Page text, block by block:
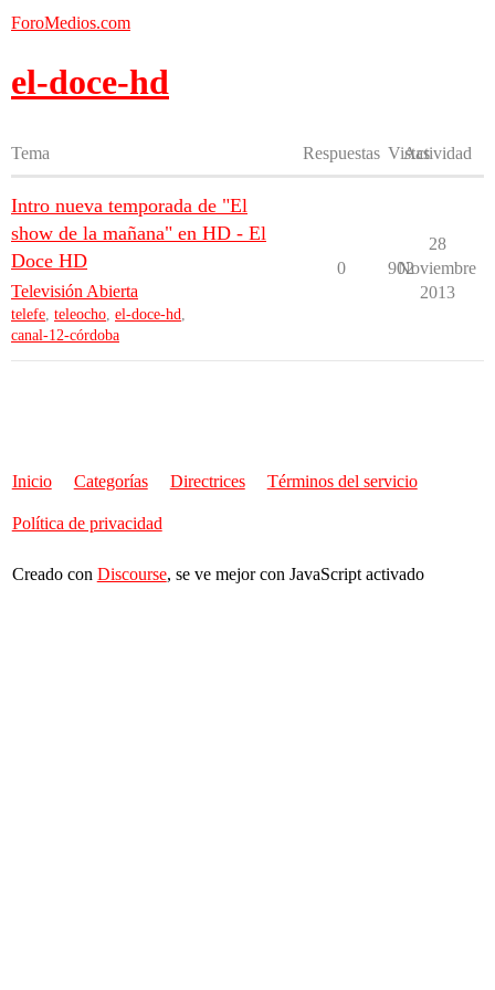
ForoMedios.com
el-doce-hd
Tema Respuestas Vistas
Actividad
Intro nueva temporada de "El
show de la mañana" en HD - El
Doce HD
Televisión Abierta
telefe, teleocho, el-doce-hd,
canal-12-córdoba
0 902
28
Noviembre
2013
Inicio Categorías Directrices Términos del servicio
Política de privacidad
Creado con Discourse, se ve mejor con JavaScript activado